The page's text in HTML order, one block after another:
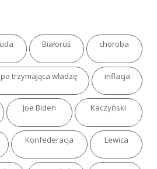
Białoruś choroba
trzymająca władzę inflacja
Joe Biden Kaczyński
Konfederacja Lewica